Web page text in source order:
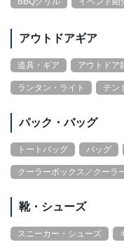
アウトドアギア
道具・ギア アウトドア
ランタン・ライト テン
パック・バッグ
トートバッグ バッグ
クーラーボックス／クーラ
靴・シューズ
スニーカー・シューズ